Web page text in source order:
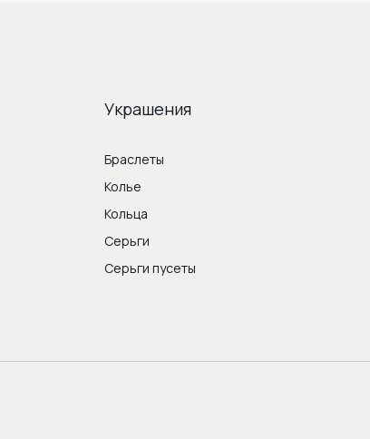
Украшения
Браслеты
Колье
Кольца
Серьги
Серьги пусеты